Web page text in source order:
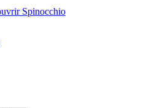
Spinocchio